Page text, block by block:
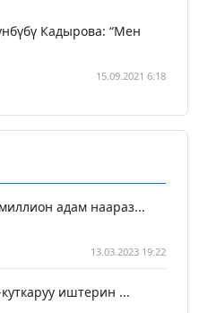
Кадырова: “Мен
15.09.2021 6:18
адам наараз...
13.03.2023 19:22
иштерин ...